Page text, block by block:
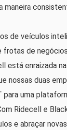
maneira
de veículos
frotas de
está enraizada
nossas duas
para uma
Ridecell e
e abraçar